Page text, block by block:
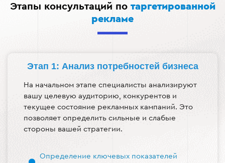
Этапы консультаций по таргетированной
рекламе
Этап 1: Анализ потребностей бизнеса
На начальном этапе специалисты анализируют
вашу целевую аудиторию, конкурентов и
текущее состояние рекламных кампаний. Это
позволяет определить сильные и слабые
стороны вашей стратегии.
Определение ключевых показателей